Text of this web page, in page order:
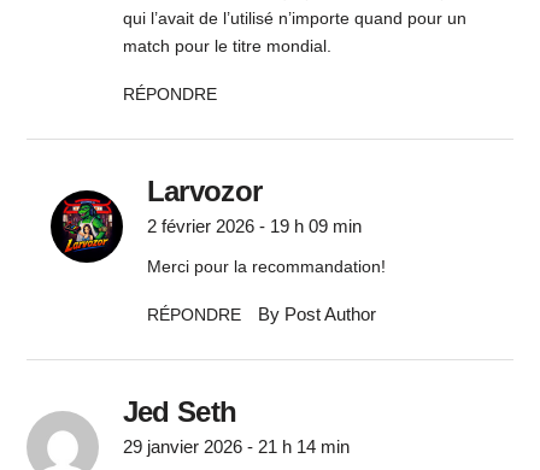
qui l’avait de l’utilisé n’importe quand pour un
match pour le titre mondial.
RÉPONDRE
Larvozor
2 février 2026 - 19 h 09 min
Merci pour la recommandation!
RÉPONDRE By Post Author
Jed Seth
29 janvier 2026 - 21 h 14 min